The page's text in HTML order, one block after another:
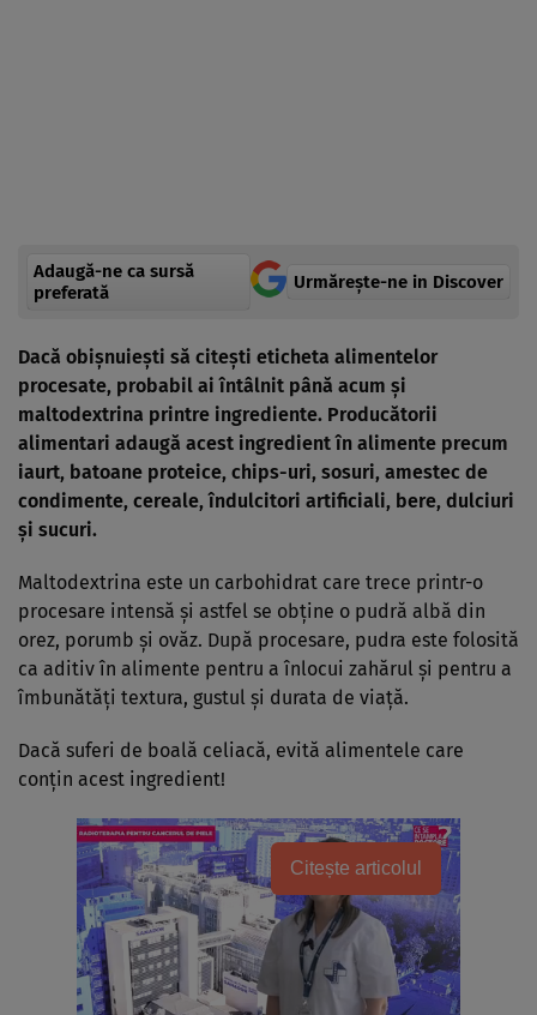
Adaugă-ne ca sursă
preferată
Urmărește-ne in Discover
Dacă obișnuiești să citești eticheta alimentelor
procesate, probabil ai întâlnit până acum și
maltodextrina printre ingrediente. Producătorii
alimentari adaugă acest ingredient în alimente precum
iaurt, batoane proteice, chips-uri, sosuri, amestec de
condimente, cereale, îndulcitori artificiali, bere, dulciuri
și sucuri.
Maltodextrina este un carbohidrat care trece printr-o
procesare intensă și astfel se obține o pudră albă din
orez, porumb și ovăz. După procesare, pudra este folosită
ca aditiv în alimente pentru a înlocui zahărul și pentru a
îmbunătăți textura, gustul și durata de viață.
Dacă suferi de boală celiacă, evită alimentele care
conțin acest ingredient!
Citește articolul